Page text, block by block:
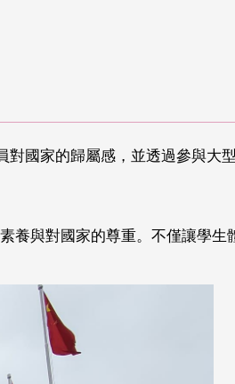
對國家的歸屬感，並透過參與大
養與對國家的尊重。不僅讓學生